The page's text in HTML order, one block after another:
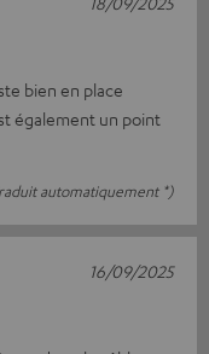
bien en place
également un point
automatiquement *)
16/09/2025